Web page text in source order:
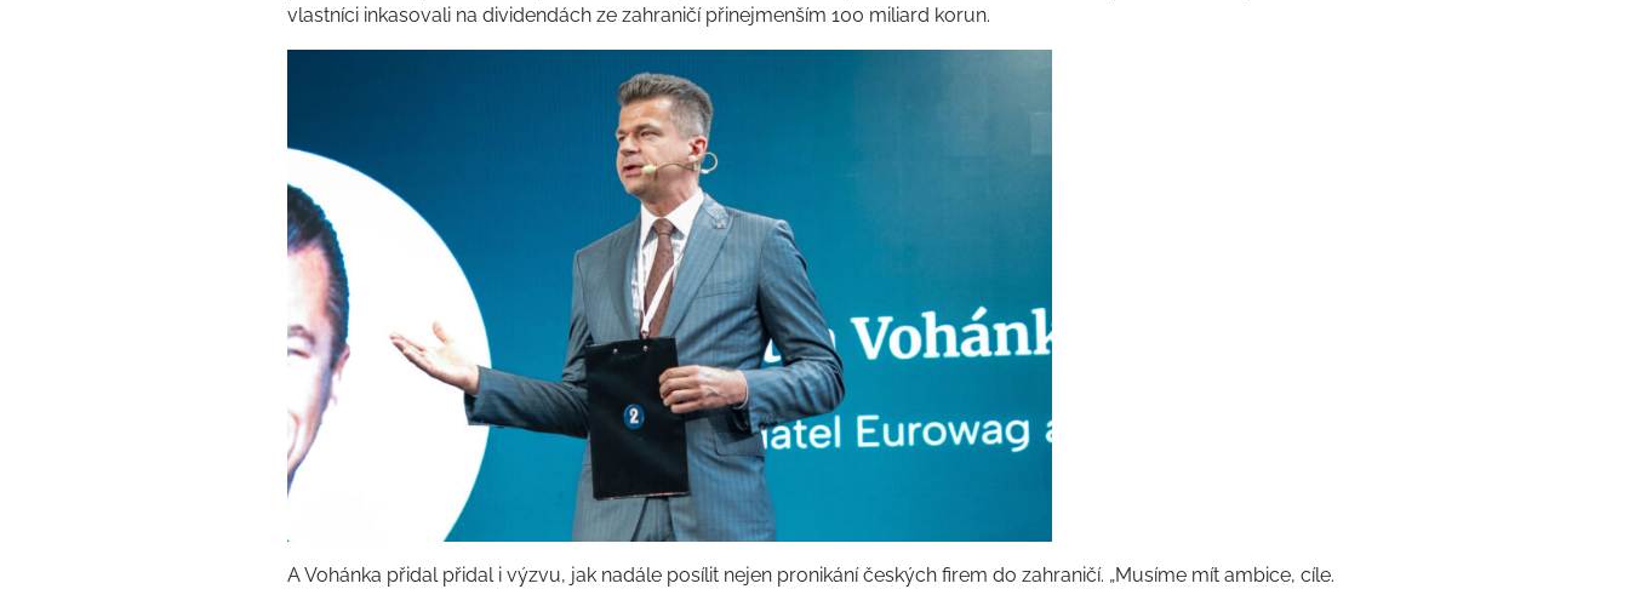
vlastníci inkasovali na dividendách ze zahraničí přinejmenším 100 miliard korun.
A Vohánka přidal přidal i výzvu, jak nadále posílit nejen pronikání českých firem do zahraničí. „Musíme mít ambice, cíle.